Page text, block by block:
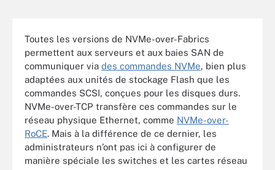
Toutes les versions de NVMe-over-Fabrics
permettent aux serveurs et aux baies SAN de
communiquer via des commandes NVMe, bien plus
adaptées aux unités de stockage Flash que les
commandes SCSI, conçues pour les disques durs.
NVMe-over-TCP transfère ces commandes sur le
réseau physique Ethernet, comme NVMe-over-
RoCE. Mais à la différence de ce dernier, les
administrateurs n’ont pas ici à configurer de
manière spéciale les switches et les cartes réseau